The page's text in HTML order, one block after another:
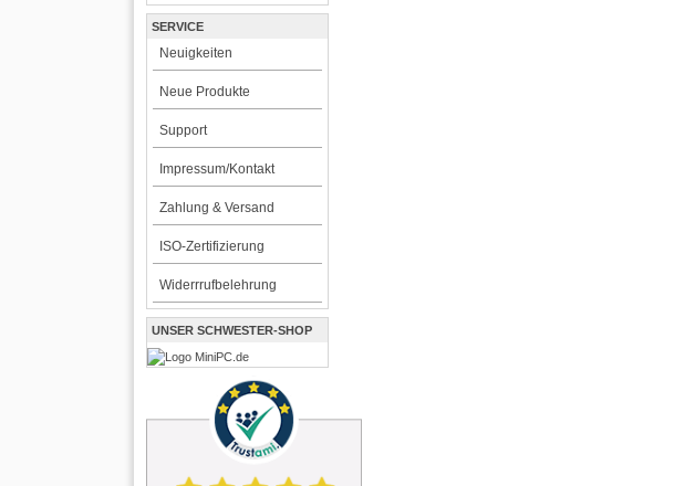
SERVICE
Neuigkeiten
Neue Produkte
Support
Impressum/Kontakt
Zahlung & Versand
ISO-Zertifizierung
Widerrrufbelehrung
UNSER SCHWESTER-SHOP